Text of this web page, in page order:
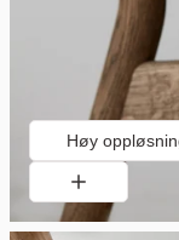
Høy